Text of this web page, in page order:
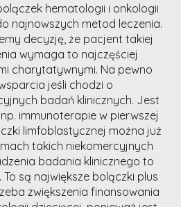
hematologii i onkologii
najnowszych metod leczenia.
decyzję, że pacjent takiej
wymaga to najczęściej
charytatywnymi. Na pewno
jeśli chodzi o
badań klinicznych. Jest
immunoterapie w pierwszej
limfoblastycznej można już
takich niekomercyjnych
badania klinicznego to
To są największe bolączki plus
zwiększenia finansowania